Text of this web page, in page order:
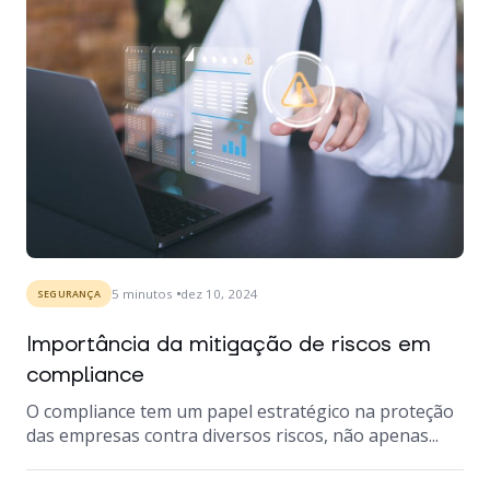
SEGURANÇA 5 minutos dez 10, 2024
Importância da mitigação de riscos em
compliance
O compliance tem um papel estratégico na proteção
das empresas contra diversos riscos, não apenas...